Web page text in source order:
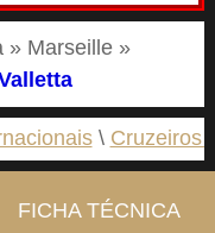
» Marseille »
Cruzeiros
FICHA TÉCNICA